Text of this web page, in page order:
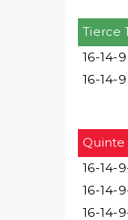
Tierce
16-14-9
16-14-9
16-14-
16-14-
16-14-